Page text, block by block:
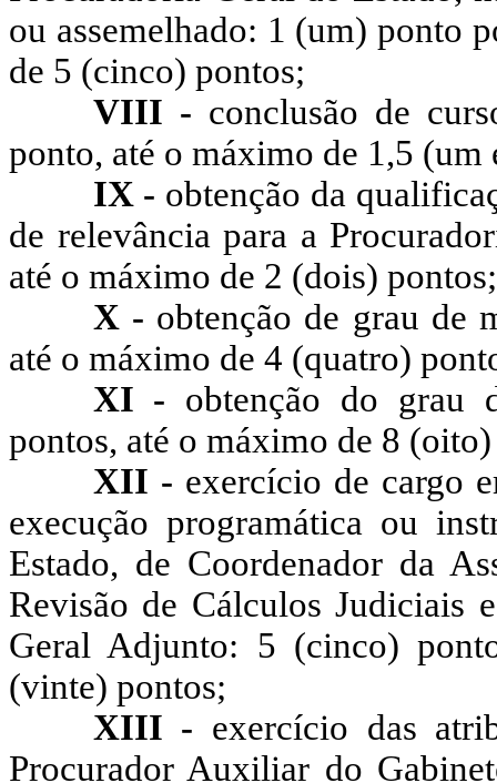
ou assemelhado: 1 (um) ponto
de 5 (cinco) pontos;
VIII - conclusão de
ponto, até o máximo de 1,5 (um
IX - obtenção da
de relevância para a
até o máximo de 2 (dois) pontos;
X - obtenção de grau de
até o máximo de 4 (quatro)
XI - obtenção do grau
pontos, até o máximo de 8
XII - exercício de cargo
execução programática ou
Estado, de Coordenador da
Revisão de Cálculos Judiciais
Geral Adjunto: 5 (cinco)
(vinte) pontos;
XIII - exercício das
Procurador Auxiliar do